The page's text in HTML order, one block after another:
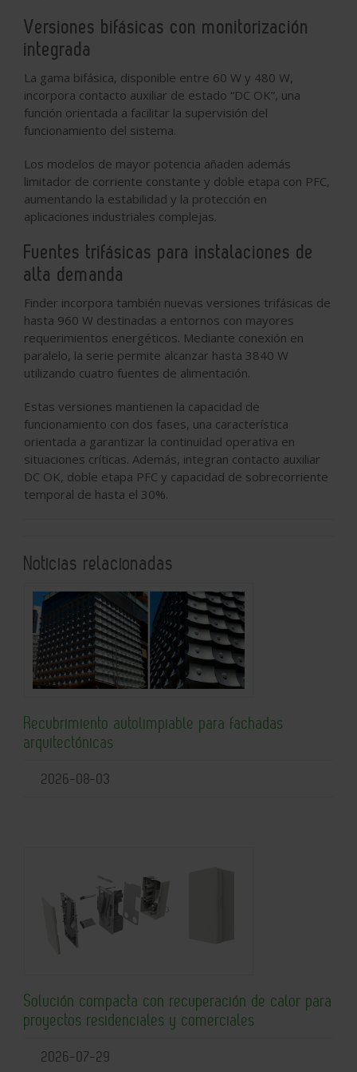
Versiones bifásicas con monitorización
integrada
La gama bifásica, disponible entre 60 W y 480 W,
incorpora contacto auxiliar de estado “DC OK”, una
función orientada a facilitar la supervisión del
funcionamiento del sistema.
Los modelos de mayor potencia añaden además
limitador de corriente constante y doble etapa con PFC,
aumentando la estabilidad y la protección en
aplicaciones industriales complejas.
Fuentes trifásicas para instalaciones de
alta demanda
Finder incorpora también nuevas versiones trifásicas de
hasta 960 W destinadas a entornos con mayores
requerimientos energéticos. Mediante conexión en
paralelo, la serie permite alcanzar hasta 3840 W
utilizando cuatro fuentes de alimentación.
Estas versiones mantienen la capacidad de
funcionamiento con dos fases, una característica
orientada a garantizar la continuidad operativa en
situaciones críticas. Además, integran contacto auxiliar
DC OK, doble etapa PFC y capacidad de sobrecorriente
temporal de hasta el 30%.
Noticias relacionadas
Recubrimiento autolimpiable para fachadas
arquitectónicas
2026-08-03
Solución compacta con recuperación de calor para
proyectos residenciales y comerciales
2026-07-29